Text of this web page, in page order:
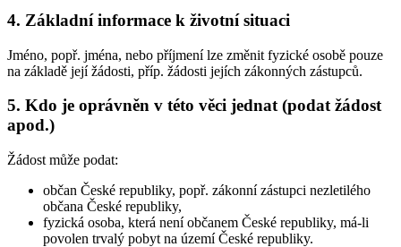
4. Základní informace k životní situaci
Jméno, popř. jména, nebo příjmení lze změnit fyzické osobě pouze
na základě její žádosti, příp. žádosti jejích zákonných zástupců.
5. Kdo je oprávněn v této věci jednat (podat žádost
apod.)
Žádost může podat:
občan České republiky, popř. zákonní zástupci nezletilého
občana České republiky,
fyzická osoba, která není občanem České republiky, má-li
povolen trvalý pobyt na území České republiky.